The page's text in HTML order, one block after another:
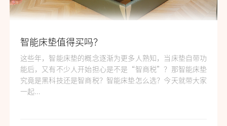
智能床垫值得买吗？
这些年，智能床垫的概念逐渐为更多人熟知，当床垫自带功
能后，又有不少人开始担心是不是“智商税”？那智能床垫
究竟是黑科技还是智商税？智能床垫怎么选？今天就带大家
一起...